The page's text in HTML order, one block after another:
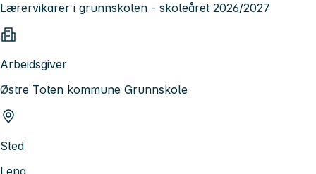
Lærervikarer i grunnskolen - skoleåret 2026/2027
Arbeidsgiver
Østre Toten kommune Grunnskole
Sted